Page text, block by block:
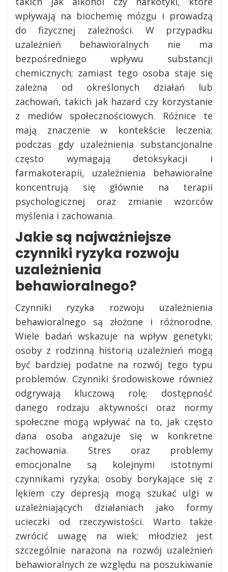
wpływają na biochemię mózgu i prowadzą
do fizycznej zależności. W przypadku
uzależnień behawioralnych nie ma
bezpośredniego wpływu substancji
chemicznych; zamiast tego osoba staje się
zależna od określonych działań lub
zachowań, takich jak hazard czy korzystanie
z mediów społecznościowych. Różnice te
mają znaczenie w kontekście leczenia;
podczas gdy uzależnienia substancjonalne
często wymagają detoksykacji i
farmakoterapii, uzależnienia behawioralne
koncentrują się głównie na terapii
psychologicznej oraz zmianie wzorców
myślenia i zachowania.
Jakie są najważniejsze
czynniki ryzyka rozwoju
uzależnienia
behawioralnego?
Czynniki ryzyka rozwoju uzależnienia
behawioralnego są złożone i różnorodne.
Wiele badań wskazuje na wpływ genetyki;
osoby z rodzinną historią uzależnień mogą
być bardziej podatne na rozwój tego typu
problemów. Czynniki środowiskowe również
odgrywają kluczową rolę; dostępność
danego rodzaju aktywności oraz normy
społeczne mogą wpływać na to, jak często
dana osoba angażuje się w konkretne
zachowania. Stres oraz problemy
emocjonalne są kolejnymi istotnymi
czynnikami ryzyka; osoby borykające się z
lękiem czy depresją mogą szukać ulgi w
uzależniających działaniach jako formy
ucieczki od rzeczywistości. Warto także
zwrócić uwagę na wiek; młodzież jest
szczególnie narażona na rozwój uzależnień
behawioralnych ze względu na poszukiwanie